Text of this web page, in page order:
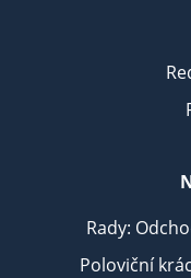
Rady:
Poloviční